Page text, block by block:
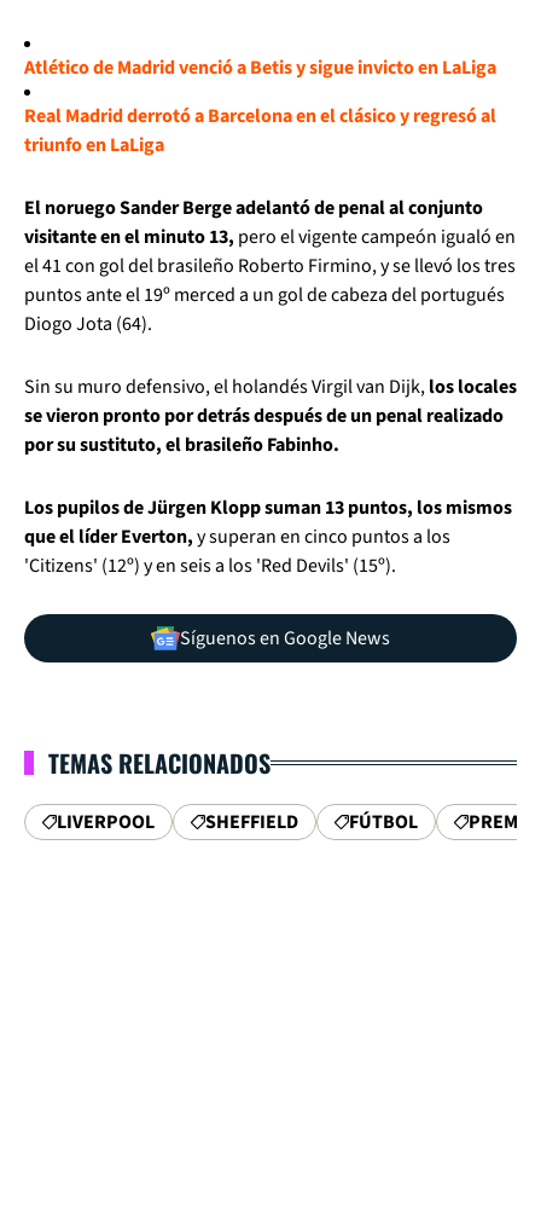
Atlético de Madrid venció a Betis y sigue invicto en LaLiga
Real Madrid derrotó a Barcelona en el clásico y regresó al
triunfo en LaLiga
El noruego Sander Berge adelantó de penal al conjunto
visitante en el minuto 13, pero el vigente campeón igualó en
el 41 con gol del brasileño Roberto Firmino, y se llevó los tres
puntos ante el 19º merced a un gol de cabeza del portugués
Diogo Jota (64).
Sin su muro defensivo, el holandés Virgil van Dijk,los locales
se vieron pronto por detrás después de un penal realizado
por su sustituto, el brasileño Fabinho.
Los pupilos de Jürgen Klopp suman 13 puntos, los mismos
que el líder Everton,y superan en cinco puntos a los
'Citizens' (12º) y en seis a los 'Red Devils' (15º).
Síguenos en Google News
TEMAS RELACIONADOS
LIVERPOOL SHEFFIELD FÚTBOL